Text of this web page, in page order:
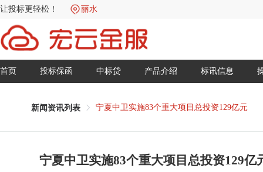
让投标更轻松！ 丽水
首页 投标保函 中标贷 产品介绍 标讯信息
新闻资讯列表 宁夏中卫实施83个重大项目总投资129亿元
宁夏中卫实施83个重大项目总投资129亿